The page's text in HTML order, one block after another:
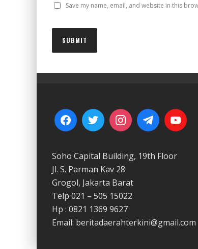
Save my name, email, and website in this
Soho Capital Building, 19th Floor
Jl. S. Parman Kav 28
Grogol, Jakarta Barat
Telp 021 – 505 15022
Hp : 0821 1369 9627
Email: beritadaerahterkini@gmail.com